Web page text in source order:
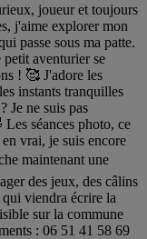
joueur et toujours
j'aime explorer mon
passe sous ma patte.
aventurier se
! 🥰 J'adore les
instants tranquilles
Je ne suis pas
séances photo, ce
vrai, je suis encore
maintenant une
des jeux, des câlins
viendra écrire la
sur la commune
: 06 51 41 58 69